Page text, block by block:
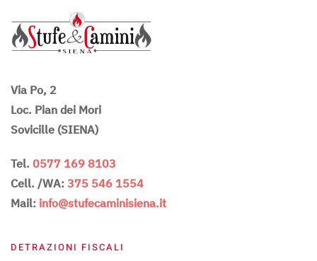
Via Po, 2
Loc. Pian dei Mori
Sovicille (SIENA)
Tel. 0577 169 8103
Cell. /WA: 375 546 1554
Mail: info@stufecaminisiena.it
DETRAZIONI FISCALI